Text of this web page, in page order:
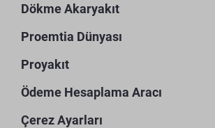
Dökme Akaryakıt
Proemtia Dünyası
Proyakıt
Ödeme Hesaplama Aracı
Çerez Ayarları